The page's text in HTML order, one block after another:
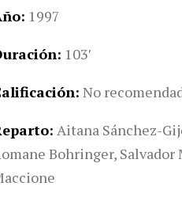
1997
103′
No
Aitana Sánchez-
Bohringer,